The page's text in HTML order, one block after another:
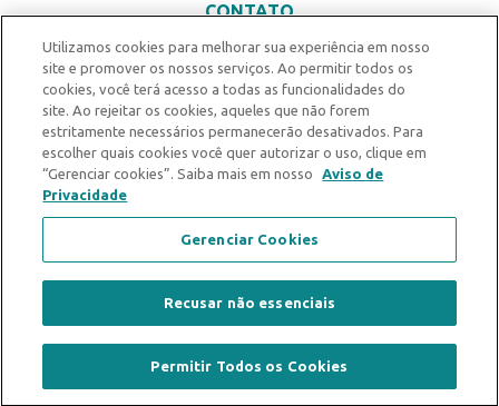
CONTATO
contato@centrodedefesa.org.br
Prédio Adm. PUCPR - Rua Imaculada Conceição, 1155 - 7º andar
Prado Velho, Curitiba - PR
CADÊ Paraná ® 2023 todos os direitos reservados.Desenvolvido por
Utilizamos cookies para melhorar sua experiência em nosso
site e promover os nossos serviços. Ao permitir todos os
cookies, você terá acesso a todas as funcionalidades do
site. Ao rejeitar os cookies, aqueles que não forem
estritamente necessários permanecerão desativados. Para
escolher quais cookies você quer autorizar o uso, clique em
“Gerenciar cookies”. Saiba mais em nosso
Aviso de
Privacidade
Gerenciar Cookies
Recusar não essenciais
Permitir Todos os Cookies